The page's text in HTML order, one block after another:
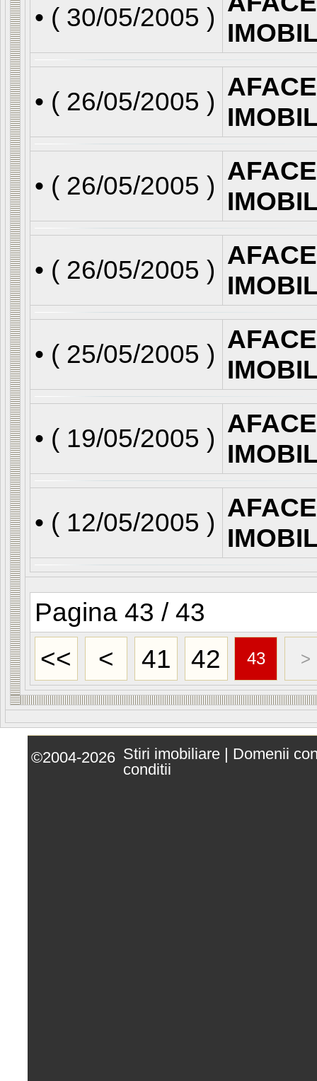
• ( 30/05/2005 )
• ( 26/05/2005 )
• ( 26/05/2005 )
• ( 26/05/2005 )
• ( 25/05/2005 )
• ( 19/05/2005 )
• ( 12/05/2005 )
Pagina 43 / 43
<<
< 41 42 43 >
©2004-2026 Stiri imobiliare | Domenii
conditii